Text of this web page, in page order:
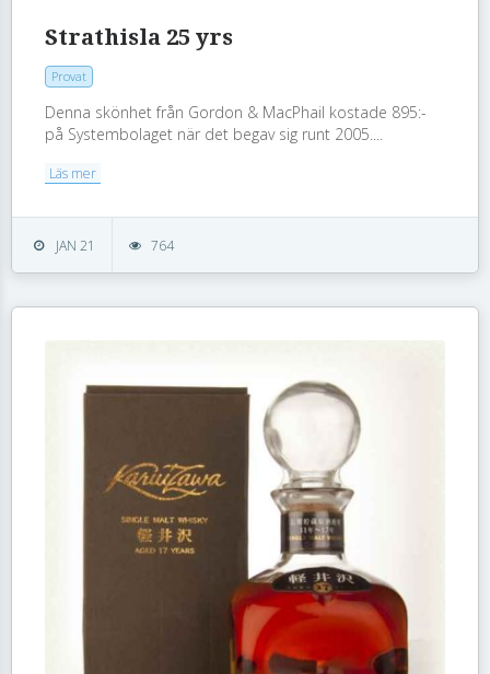
Strathisla 25 yrs
Provat
Denna skönhet från Gordon & MacPhail kostade 895:-
på Systembolaget när det begav sig runt 2005....
Läs mer
JAN 21 764